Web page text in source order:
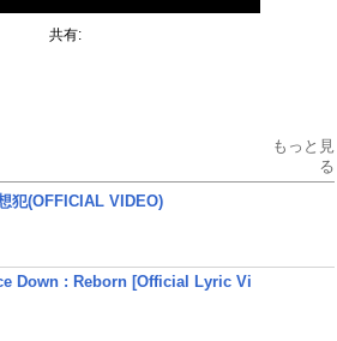
共有:
もっと見
る
犯(OFFICIAL VIDEO)
Down : Reborn [Official Lyric Vi